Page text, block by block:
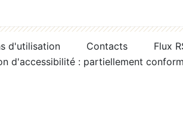
d'utilisation Contacts
Flux
d'accessibilité : partiellement